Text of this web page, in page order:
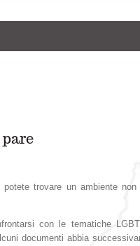
potete trovare un ambiente
con le tematiche
documenti abbia